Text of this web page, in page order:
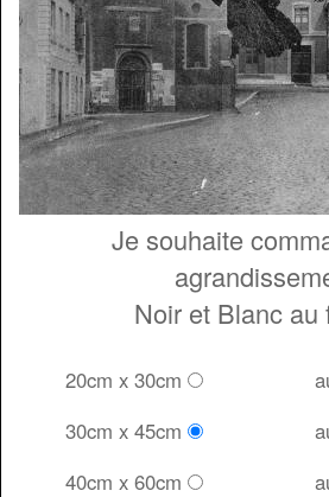
Je souhaite
Noir et Blanc au
20cm x 30cm
30cm x 45cm
40cm x 60cm